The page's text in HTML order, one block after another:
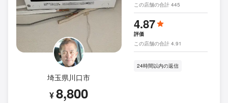
埼玉県川口市
¥8,800
この店舗の合計 445
4.87
評価
この店舗の合計 4.91
24時間以内の返信